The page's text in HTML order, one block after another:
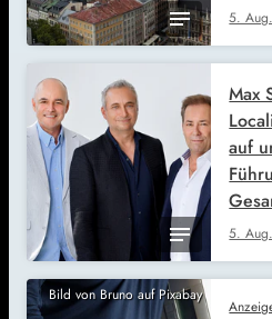
5.
5.
Max
auf
Bild von Bruno auf Pixabay